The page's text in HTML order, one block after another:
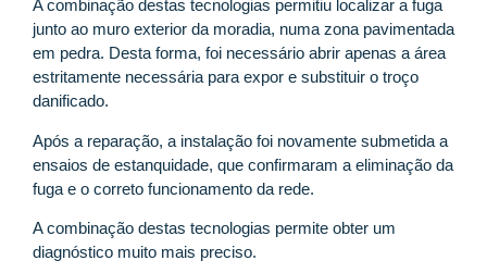
A combinação destas tecnologias permitiu localizar a fuga
junto ao muro exterior da moradia, numa zona pavimentada
em pedra. Desta forma, foi necessário abrir apenas a área
estritamente necessária para expor e substituir o troço
danificado.
Após a reparação, a instalação foi novamente submetida a
ensaios de estanquidade, que confirmaram a eliminação da
fuga e o correto funcionamento da rede.
A combinação destas tecnologias permite obter um
diagnóstico muito mais preciso.